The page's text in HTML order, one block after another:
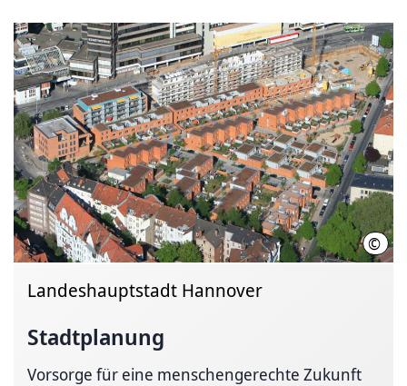
© Karl
Landeshauptstadt Hannover
Stadtplanung
Vorsorge für eine menschengerechte Zukunft